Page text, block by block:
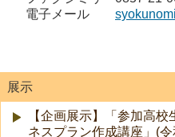
電子メール
展示
【企画展示】「参加高
ネスプラン作成講座」(